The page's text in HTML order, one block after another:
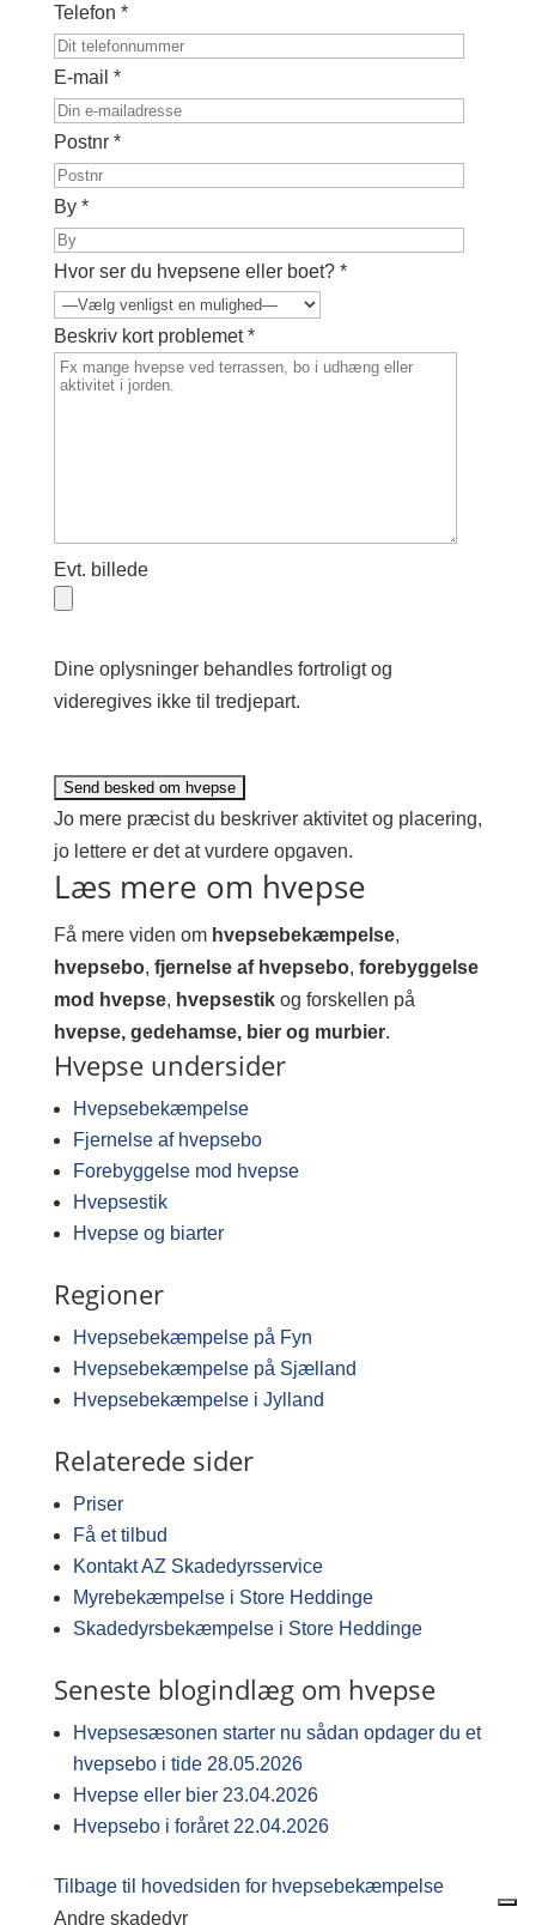
Telefon *
E-mail *
Postnr *
By *
Hvor ser du hvepsene eller boet? *
Beskriv kort problemet *
Evt. billede
Dine oplysninger behandles fortroligt og
videregives ikke til tredjepart.
Jo mere præcist du beskriver aktivitet og placering,
jo lettere er det at vurdere opgaven.
Læs mere om hvepse
Få mere viden om hvepsebekæmpelse,
hvepsebo, fjernelse af hvepsebo, forebyggelse
mod hvepse, hvepsestikog forskellen på
hvepse, gedehamse, bier og murbier.
Hvepse undersider
Hvepsebekæmpelse
Fjernelse af hvepsebo
Forebyggelse mod hvepse
Hvepsestik
Hvepse og biarter
Regioner
Hvepsebekæmpelse på Fyn
Hvepsebekæmpelse på Sjælland
Hvepsebekæmpelse i Jylland
Relaterede sider
Priser
Få et tilbud
Kontakt AZ Skadedyrsservice
Myrebekæmpelse i Store Heddinge
Skadedyrsbekæmpelse i Store Heddinge
Seneste blogindlæg om hvepse
Hvepsesæsonen starter nu sådan opdager du et
hvepsebo i tide 28.05.2026
Hvepse eller bier 23.04.2026
Hvepsebo i foråret 22.04.2026
Tilbage til hovedsiden for hvepsebekæmpelse
Andre skadedyr